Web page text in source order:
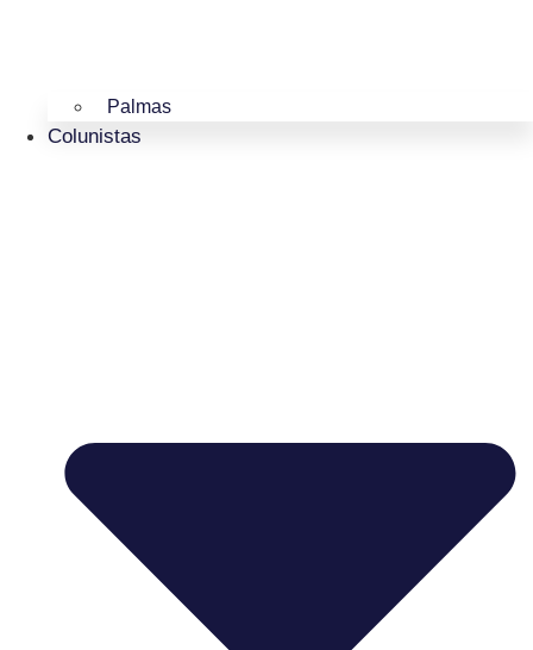
Palmas
Colunistas